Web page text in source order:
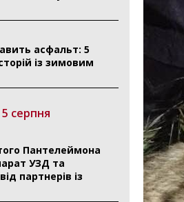
асфальт: 5
із зимовим
5 серпня
Пантелеймона
УЗД та
партнерів із